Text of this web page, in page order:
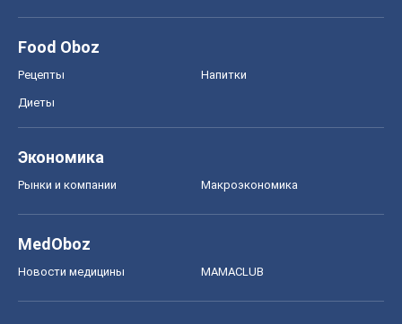
Food Oboz
Рецепты Напитки
Диеты
Экономика
Рынки и компании Mакроэкономика
MedOboz
Новости медицины MAMACLUB